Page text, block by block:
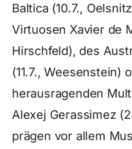
Baltica (10.7.,
Virtuosen Xavier de
Hirschfeld), des
(11.7., Weesenstein)
herausragenden
Alexej Gerassimez
prägen vor allem